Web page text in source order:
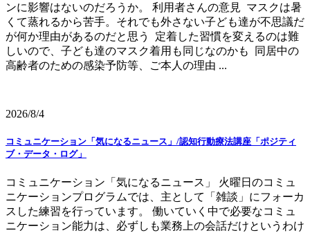
ンに影響はないのだろうか。 利用者さんの意見 マスクは暑
くて蒸れるから苦手。それでも外さない子ども達が不思議だ
が何か理由があるのだと思う 定着した習慣を変えるのは難
しいので、子ども達のマスク着用も同じなのかも 同居中の
高齢者のための感染予防等、ご本人の理由 ...
2026/8/4
コミュニケーション「気になるニュース」/認知行動療法講座「ポジティ
ブ・データ・ログ」
コミュニケーション「気になるニュース」 火曜日のコミュ
ニケーションプログラムでは、主として「雑談」にフォーカ
スした練習を行っています。 働いていく中で必要なコミュ
ニケーション能力は、必ずしも業務上の会話だけというわけ